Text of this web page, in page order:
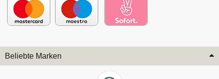
Beliebte Marken